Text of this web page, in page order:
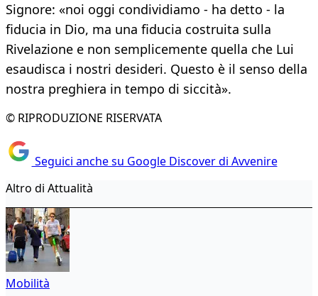
Signore: «noi oggi condividiamo - ha detto - la
fiducia in Dio, ma una fiducia costruita sulla
Rivelazione e non semplicemente quella che Lui
esaudisca i nostri desideri. Questo è il senso della
nostra preghiera in tempo di siccità».
© RIPRODUZIONE RISERVATA
Seguici anche su Google Discover di Avvenire
Altro di Attualità
Mobilità